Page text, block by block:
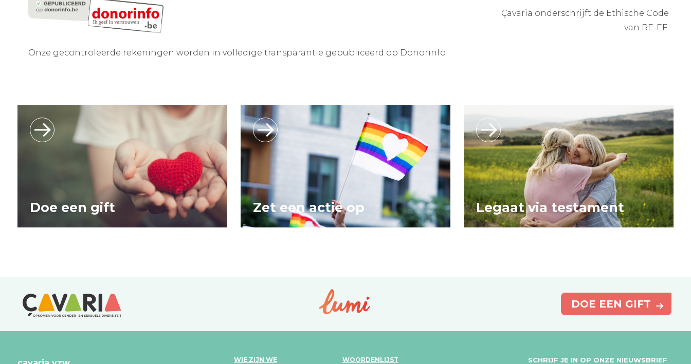
Onze gecontroleerde rekeningen worden in volledige transparantie gepubliceerd op Donorinfo
Çavaria onderschrijft de Ethische Code
van RE-EF.
Doe een gift Zet een actie op Legaat via testament
DOE EEN GIFT
WIE ZIJN WE
WOORDENLIJST
SCHRIJF JE IN OP ONZE NIEUWSBRIEF